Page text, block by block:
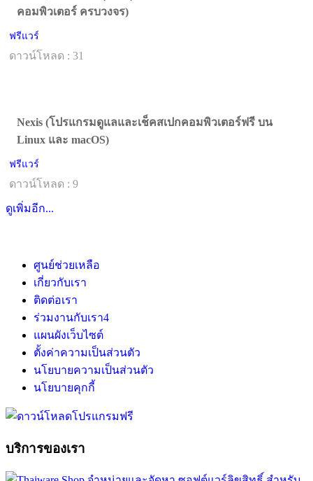
คอมพิวเตอร์ ครบวงจร)
ฟรีแวร์
ดาวน์โหลด : 31
Nexis (โปรแกรมดูแลและเช็คสเปกคอมพิวเตอร์ฟรี บน
Linux และ macOS)
ฟรีแวร์
ดาวน์โหลด : 9
ดูเพิ่มอีก...
ศูนย์ช่วยเหลือ
เกี่ยวกับเรา
ติดต่อเรา
ร่วมงานกับเรา4
แผนผังเว็บไซต์
ตั้งค่าความเป็นส่วนตัว
นโยบายความเป็นส่วนตัว
นโยบายคุกกี้
บริการของเรา